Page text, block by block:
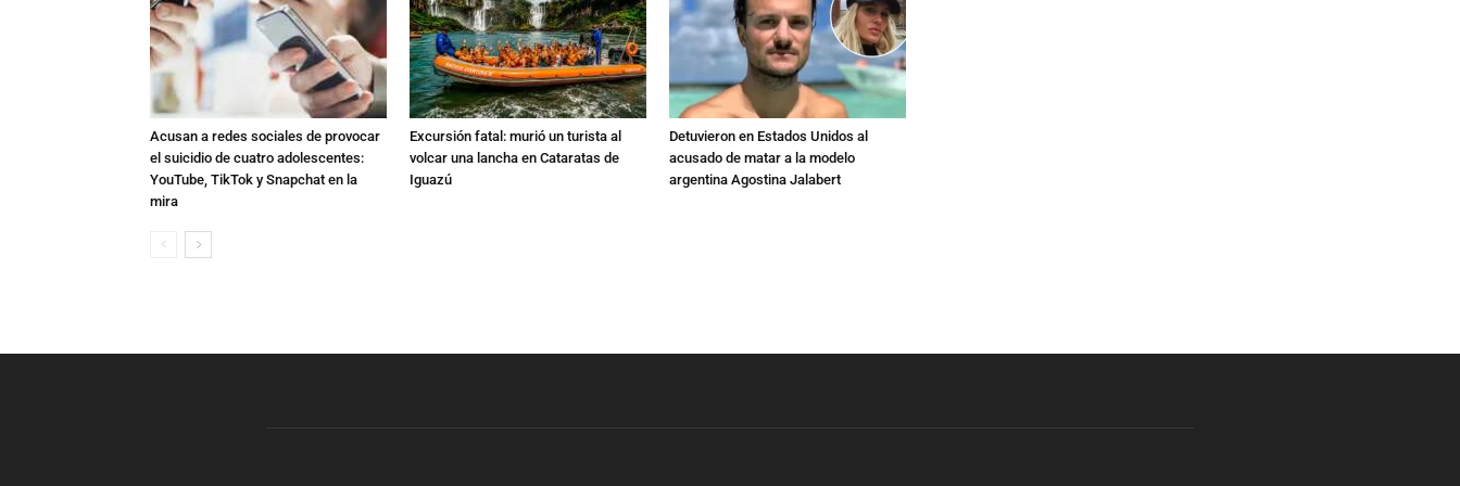
Acusan a redes sociales de provocar
el suicidio de cuatro adolescentes:
YouTube, TikTok y Snapchat en la
mira
Excursión fatal: murió un turista al
volcar una lancha en Cataratas de
Iguazú
Detuvieron en Estados Unidos al
acusado de matar a la modelo
argentina Agostina Jalabert